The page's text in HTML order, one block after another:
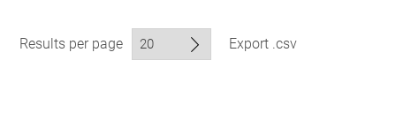
Results per page Export .csv